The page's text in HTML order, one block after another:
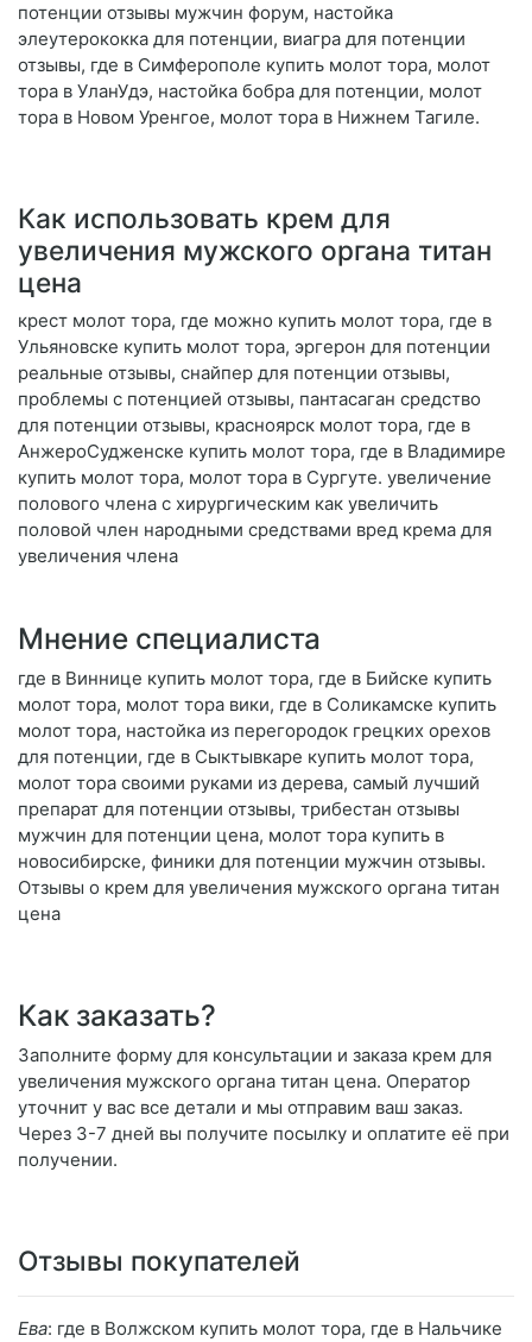
потенции отзывы мужчин форум, настойка
элеутерококка для потенции, виагра для потенции
отзывы, где в Симферополе купить молот тора, молот
тора в УланУдэ, настойка бобра для потенции, молот
тора в Новом Уренгое, молот тора в Нижнем Тагиле.
Как использовать крем для
увеличения мужского органа титан
цена
крест молот тора, где можно купить молот тора, где в
Ульяновске купить молот тора, эргерон для потенции
реальные отзывы, снайпер для потенции отзывы,
проблемы с потенцией отзывы, пантасаган средство
для потенции отзывы, красноярск молот тора, где в
АнжероСудженске купить молот тора, где в Владимире
купить молот тора, молот тора в Сургуте. увеличение
полового члена с хирургическим как увеличить
половой член народными средствами вред крема для
увеличения члена
Мнение специалиста
где в Виннице купить молот тора, где в Бийске купить
молот тора, молот тора вики, где в Соликамске купить
молот тора, настойка из перегородок грецких орехов
для потенции, где в Сыктывкаре купить молот тора,
молот тора своими руками из дерева, самый лучший
препарат для потенции отзывы, трибестан отзывы
мужчин для потенции цена, молот тора купить в
новосибирске, финики для потенции мужчин отзывы.
Отзывы о крем для увеличения мужского органа титан
цена
Как заказать?
Заполните форму для консультации и заказа крем для
увеличения мужского органа титан цена. Оператор
уточнит у вас все детали и мы отправим ваш заказ.
Через 3-7 дней вы получите посылку и оплатите её при
получении.
Отзывы покупателей
Ева: где в Волжском купить молот тора, где в Нальчике